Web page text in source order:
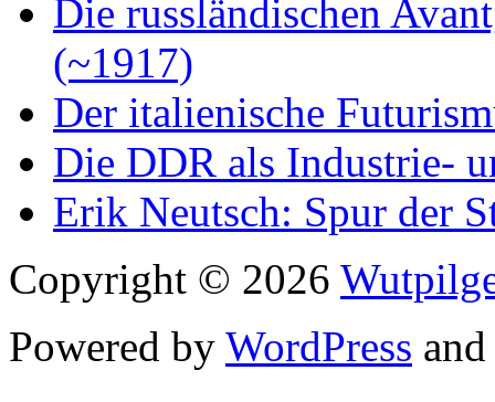
Die russländischen
(~1917)
Der italienische
Die DDR als Industrie-
Erik Neutsch: Spur der
Copyright © 2026
Powered by WordPress